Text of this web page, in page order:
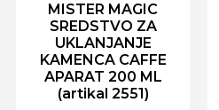
MISTER MAGIC
SREDSTVO ZA
UKLANJANJE
KAMENCA CAFFE
APARAT 200 ML
(artikal 2551)